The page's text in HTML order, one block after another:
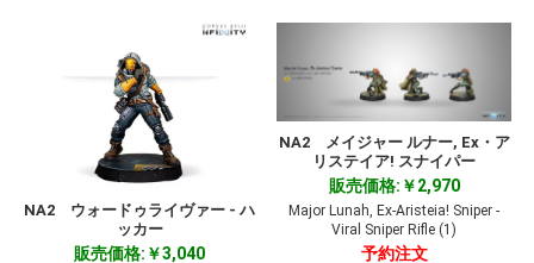
NA2 ウォードゥライヴァー - ハ
ッカー
販売価格:￥3,040
NA2 メイジャー ルナー, Ex・ア
リステイア! スナイパー
販売価格:￥2,970
Major Lunah, Ex-Aristeia! Sniper -
Viral Sniper Rifle (1)
予約注文